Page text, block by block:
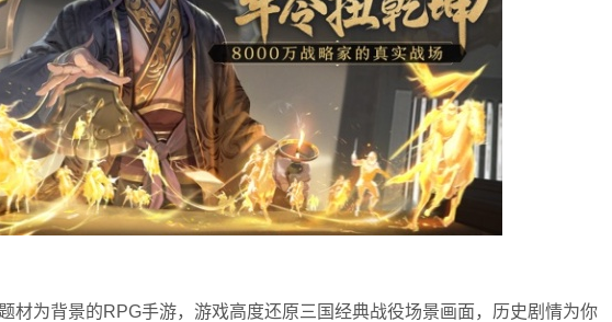
材为背景的RPG手游，游戏高度还原三国经典战役场景画面，历史剧情为你